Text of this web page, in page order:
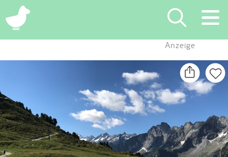
×
Suchen
Eintragen
App
Blog
Anzeige